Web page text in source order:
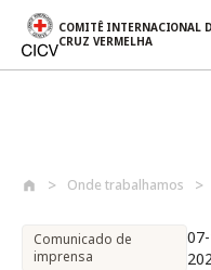
COMITÊ INTERNACIONAL
CRUZ VERMELHA
Onde trabalhamos
Comunicado de
imprensa